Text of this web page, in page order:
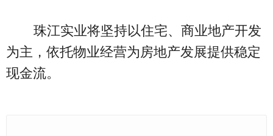
珠江实业将坚持以住宅、商业地产开发
为主，依托物业经营为房地产发展提供稳定
现金流。